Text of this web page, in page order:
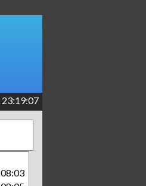
23:19:07
08:03